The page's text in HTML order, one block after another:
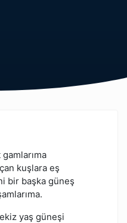
kuşlara eş
bir başka güneş
yaş güneşi